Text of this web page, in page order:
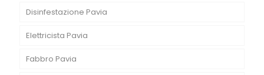
Disinfestazione Pavia
Elettricista Pavia
Fabbro Pavia